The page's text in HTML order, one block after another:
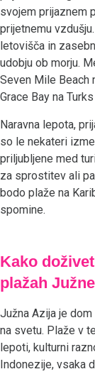
svojem prijaznem
prijetnemu
letovišča in
udobju ob morju.
Seven Mile Beach
Grace Bay na
Naravna lepota,
so le nekateri
priljubljene med
za sprostitev ali
bodo plaže na
spomine.
Kako
plažah
Južna Azija je
na svetu. Plaže v
lepoti, kulturni
Indonezije, vsaka